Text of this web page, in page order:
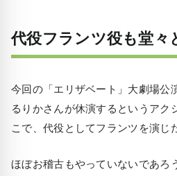
代役フランツ役も堂々
今回の「エリザベート」大劇場公
るりかさんが休演するというアク
こで、代役としてフランツを演じ
ほぼお稽古もやっていないであろ